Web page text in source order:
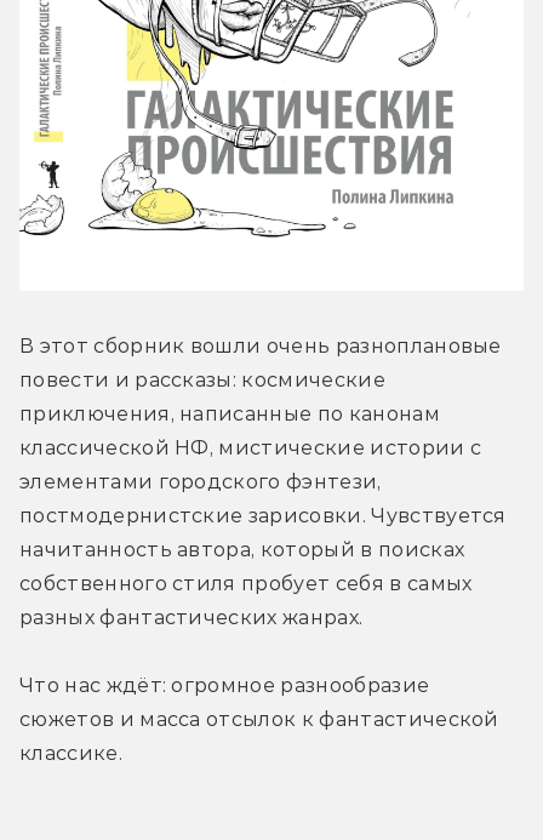
В этот сборник вошли очень разноплановые
повести и рассказы: космические
приключения, написанные по канонам
классической НФ, мистические истории с
элементами городского фэнтези,
постмодернистские зарисовки. Чувствуется
начитанность автора, который в поисках
собственного стиля пробует себя в самых
разных фантастических жанрах.
Что нас ждёт: огромное разнообразие
сюжетов и масса отсылок к фантастической
классике.